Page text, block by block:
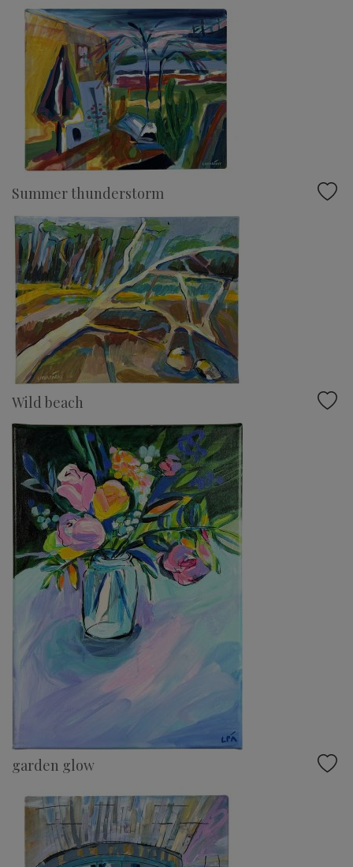
Summer thunderstorm
Wild beach
garden glow